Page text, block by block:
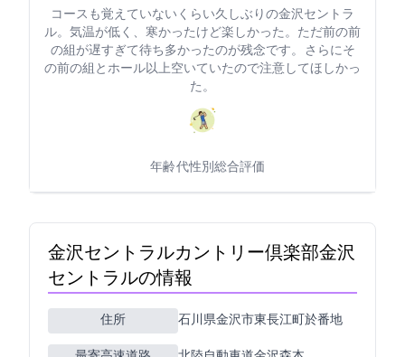
コースも覚えていないくらい久しぶりの金沢セントラ
ル。気温が低く、寒かったけど楽しかった。ただ前の前
の組が遅すぎて待ち多かったのが残念です。 さらにそ
の前の組と1ホール以上空いていたので注意してほしかっ
た。
年齢: 40代性別: 総合評価: 4
金沢セントラルカントリー倶楽部(金沢
セントラルCC)の情報
住所 石川県金沢市東長江町於1番地